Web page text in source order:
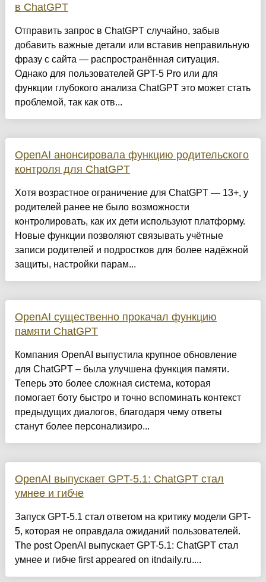
в ChatGPT
Отправить запрос в ChatGPT случайно, забыв
добавить важные детали или вставив неправильную
фразу с сайта — распространённая ситуация.
Однако для пользователей GPT-5 Pro или для
функции глубокого анализа ChatGPT это может стать
проблемой, так как отв...
OpenAI анонсировала функцию родительского
контроля для ChatGPT
Хотя возрастное ограничение для ChatGPT — 13+, у
родителей ранее не было возможности
контролировать, как их дети используют платформу.
Новые функции позволяют связывать учётные
записи родителей и подростков для более надёжной
защиты, настройки парам...
OpenAI существенно прокачал функцию
памяти ChatGPT
Компания OpenAI выпустила крупное обновление
для ChatGPT – была улучшена функция памяти.
Теперь это более сложная система, которая
помогает боту быстро и точно вспоминать контекст
предыдущих диалогов, благодаря чему ответы
станут более персонализиро...
OpenAI выпускает GPT-5.1: ChatGPT стал
умнее и гибче
Запуск GPT-5.1 стал ответом на критику модели GPT-
5, которая не оправдала ожиданий пользователей.
The post OpenAI выпускает GPT-5.1: ChatGPT стал
умнее и гибче first appeared on itndaily.ru....